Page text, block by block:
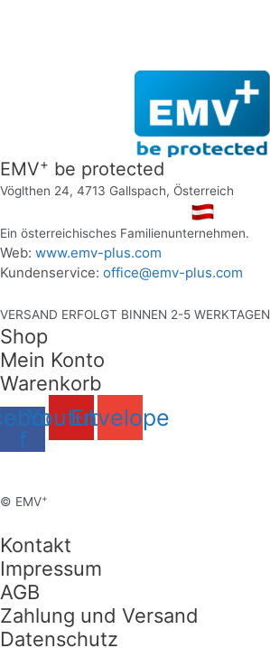
EMV+ be protected
Vöglthen 24, 4713 Gallspach, Österreich
Ein österreichisches Familienunternehmen.
Web: www.emv-plus.com
Kundenservice: office@emv-plus.com
VERSAND ERFOLGT BINNEN 2-5 WERKTAGEN
Shop
Mein Konto
Warenkorb
f
YoutubeEnvelope
© EMV+
Kontakt
Impressum
AGB
Zahlung und Versand
Datenschutz